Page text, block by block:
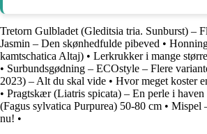
Tretorn Gulbladet (Gleditsia tria. Sunburst) –
Jasmin – Den skønhedfulde pibeved •
kamtschatica Altaj) • Lerkrukker i mange
• Surbundsgødning – ECOstyle – Flere
2023) – Alt du skal vide • Hvor meget koster
• Pragtskær (Liatris spicata) – En perle i haven
(Fagus sylvatica Purpurea) 50-80 cm • Mispel
nu! •